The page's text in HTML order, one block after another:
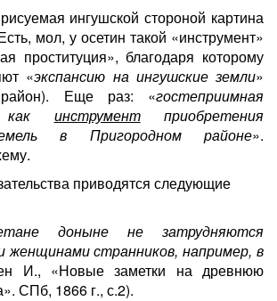
ингушской стороной картина
мол, у осетин такой «инструмент»
проституция», благодаря которому
«экспансию на ингушские земли»
район). Еще раз: «гостеприимная
как инструментприобретения
в Пригородном районе».
приводятся следующие
доныне не затрудняются
женщинами странников, например, в
И., «Новые заметки на древнюю
СПб, 1866 г., с.2).